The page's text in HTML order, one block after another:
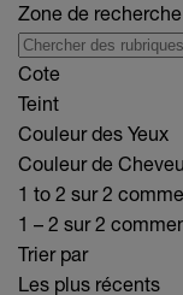
Zone de
Cote
Teint
Couleur des Yeux
Couleur de
1 to 2 sur 2
1 – 2 sur 2
Trier par
Les plus récents